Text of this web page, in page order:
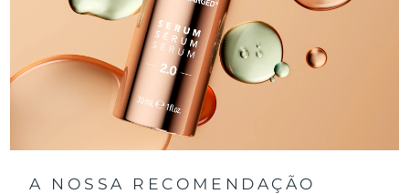
A NOSSA RECOMENDAÇÃO